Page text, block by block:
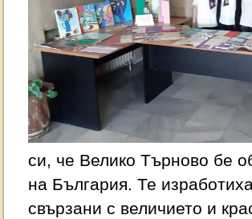
си, че Велико Търново бе
на България. Те
свързани с величието и